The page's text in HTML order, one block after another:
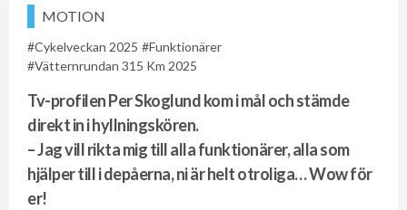
MOTION
Cykelveckan 2025
Funktionärer
Vätternrundan 315 Km 2025
Tv-profilen Per Skoglund kom i mål och stämde
direkt in i hyllningskören.
– Jag vill rikta mig till alla funktionärer, alla som
hjälper till i depåerna, ni är helt otroliga… Wow för
er!